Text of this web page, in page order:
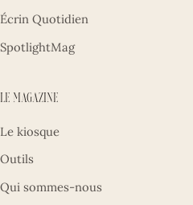
Écrin Quotidien
SpotlightMag
Le magazine
Le kiosque
Outils
Qui sommes-nous